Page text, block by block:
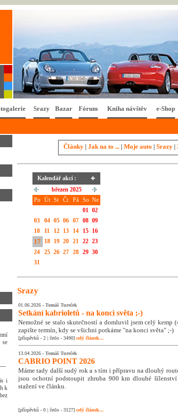
Srazy Bazar Fórum Kniha návštěv e-Shop
se
i
k
Články | Jak na to ... | Moje auto | Srazy |
Kalendář akcí :
březen 2025
Po Út St Čt Pá So Ne
01 02
03
04 05 06 07 08 09
10
11 12 13 14 15 16
17 18 19 20 21 22 23
24
25 26 27 28 29 30
31
Srazy
01.06.2026 - Tomáš Tureček
Setkání kabrioletů - na konci světa ;-)
Nemožné se stalo skutečností a domluvil jsem celý
zapište termín, kdy se všichni potkáme "na konci světa" ;-)
[příspěvků - 2 | četlo - 3490] celý článek...
13.04.2026 - Tomáš Tureček
CABRIO POINT 2026
Máme tady další sudý rok a s tím i přípravu na dlouhý
jsou ochotní podstoupit zhruba 900 km dlouhé
stažení ve článku.
[příspěvků - 0 | četlo - 3127] celý článek...